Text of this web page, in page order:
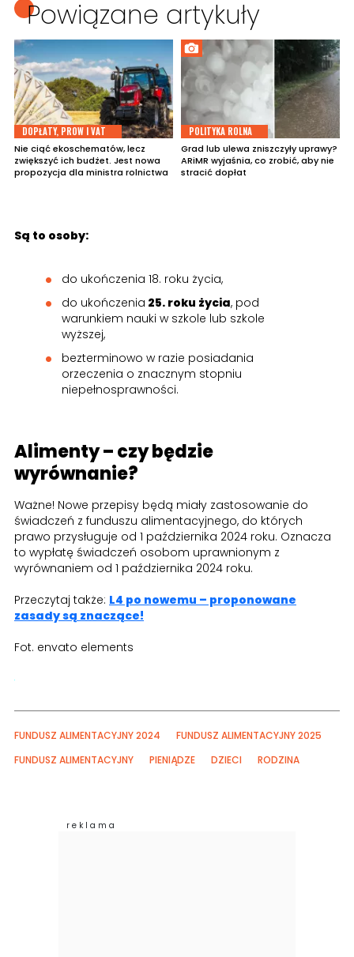
Powiązane artykuły
DOPŁATY, PROW I VAT
Nie ciąć ekoschematów, lecz
zwiększyć ich budżet. Jest nowa
propozycja dla ministra rolnictwa
POLITYKA ROLNA
Grad lub ulewa zniszczyły uprawy?
ARiMR wyjaśnia, co zrobić, aby nie
stracić dopłat
Są to osoby:
do ukończenia 18. roku życia,
do ukończenia 25. roku życia, pod
warunkiem nauki w szkole lub szkole
wyższej,
bezterminowo w razie posiadania
orzeczenia o znacznym stopniu
niepełnosprawności.
Alimenty – czy będzie
wyrównanie?
Ważne! Nowe przepisy będą miały zastosowanie do
świadczeń z funduszu alimentacyjnego, do których
prawo przysługuje od 1 października 2024 roku. Oznacza
to wypłatę świadczeń osobom uprawnionym z
wyrównaniem od 1 października 2024 roku.
Przeczytaj także: L4 po nowemu – proponowane
zasady są znaczące!
Fot. envato elements
FUNDUSZ ALIMENTACYJNY 2024
FUNDUSZ ALIMENTACYJNY 2025
FUNDUSZ ALIMENTACYJNY
PIENIĄDZE DZIECI RODZINA